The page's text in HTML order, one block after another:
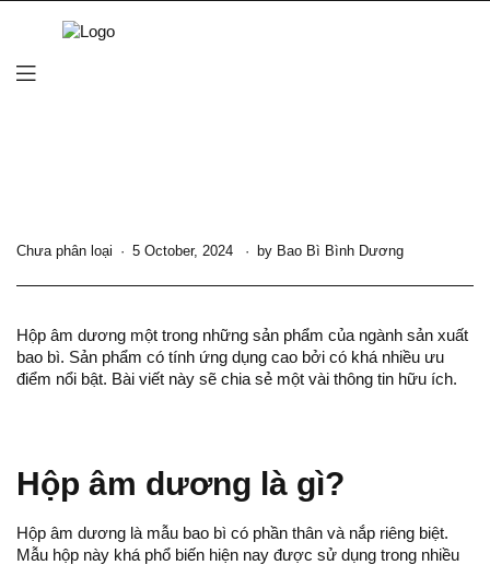
Chưa phân loại 5 October, 2024 by Bao Bì Bình Dương
Hộp âm dương một trong những sản phẩm của ngành sản xuất
bao bì. Sản phẩm có tính ứng dụng cao bởi có khá nhiều ưu
điểm nổi bật. Bài viết này sẽ chia sẻ một vài thông tin hữu ích.
Hộp âm dương là gì?
Hộp âm dương là mẫu bao bì có phần thân và nắp riêng biệt.
Mẫu hộp này khá phổ biến hiện nay được sử dụng trong nhiều